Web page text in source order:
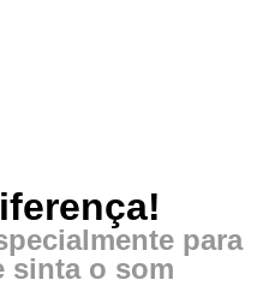
para
sinta o som